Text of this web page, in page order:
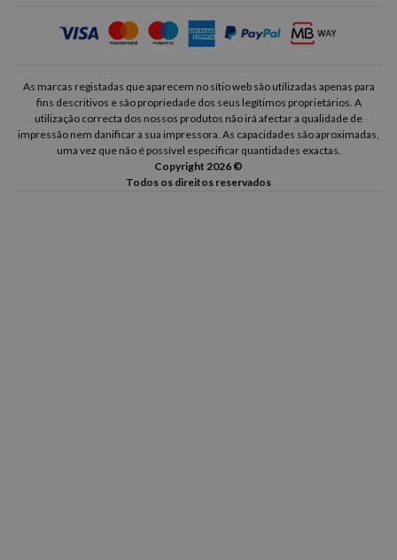
As marcas registadas que aparecem no sítio web são utilizadas apenas para
fins descritivos e são propriedade dos seus legítimos proprietários. A
utilização correcta dos nossos produtos não irá afectar a qualidade de
impressão nem danificar a sua impressora. As capacidades são aproximadas,
uma vez que não é possível especificar quantidades exactas.
Copyright 2026 ©
Todos os direitos reservados